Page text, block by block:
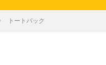
トートバック